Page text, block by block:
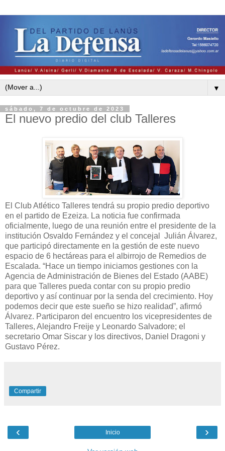
▼
sábado, 7 de octubre de 2023
El nuevo predio del club Talleres
El Club Atlético Talleres tendrá su propio predio deportivo
en el partido de Ezeiza. La noticia fue confirmada
oficialmente, luego de una reunión entre el presidente de la
institución Osvaldo Fernández y el concejal Julián Álvarez,
que participó directamente en la gestión de este nuevo
espacio de 6 hectáreas para el albirrojo de Remedios de
Escalada. “Hace un tiempo iniciamos gestiones con la
Agencia de Administración de Bienes del Estado (AABE)
para que Talleres pueda contar con su propio predio
deportivo y así continuar por la senda del crecimiento. Hoy
podemos decir que este sueño se hizo realidad”, afirmó
Álvarez. Participaron del encuentro los vicepresidentes de
Talleres, Alejandro Freije y Leonardo Salvadore; el
secretario Omar Siscar y los directivos, Daniel Dragoni y
Gustavo Pérez.
Compartir
‹ ›
Inicio